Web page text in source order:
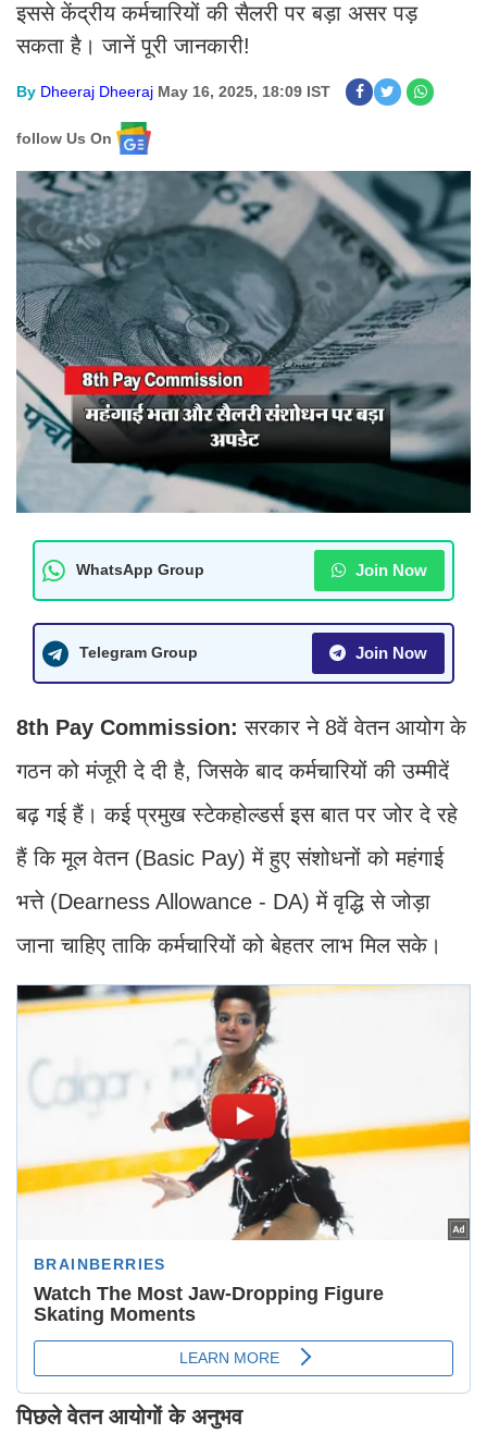
इससे केंद्रीय कर्मचारियों की सैलरी पर बड़ा असर पड़
सकता है। जानें पूरी जानकारी!
By Dheeraj Dheeraj May 16, 2025, 18:09 IST
follow Us On
WhatsApp Group Join Now
Telegram Group Join Now
8th Pay Commission:सरकार ने 8वें वेतन आयोग के
गठन को मंजूरी दे दी है, जिसके बाद कर्मचारियों की उम्मीदें
बढ़ गई हैं। कई प्रमुख स्टेकहोल्डर्स इस बात पर जोर दे रहे
हैं कि मूल वेतन (Basic Pay) में हुए संशोधनों को महंगाई
भत्ते (Dearness Allowance - DA) में वृद्धि से जोड़ा
जाना चाहिए ताकि कर्मचारियों को बेहतर लाभ मिल सके।
पिछले वेतन आयोगों के अनुभव